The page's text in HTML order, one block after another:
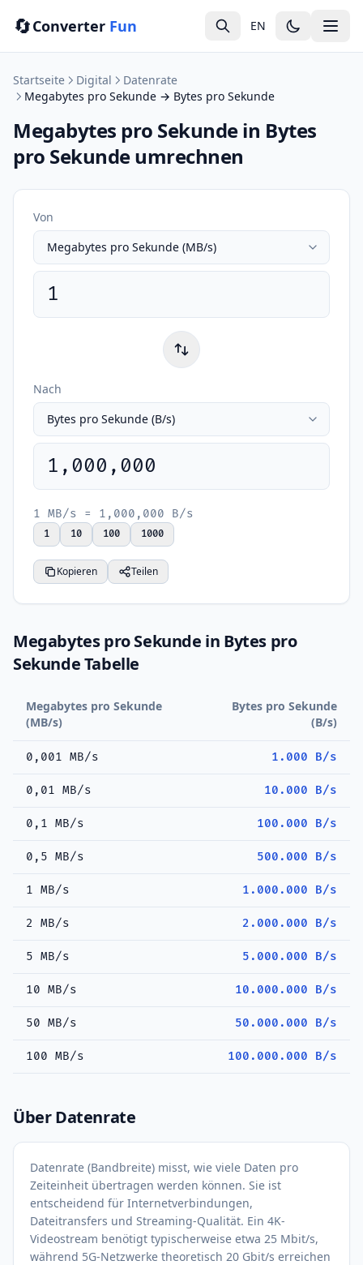
🔄Converter Fun EN
Startseite Digital
Datenrate
Megabytes pro Sekunde → Bytes pro Sekunde
Megabytes pro Sekunde in Bytes
pro Sekunde umrechnen
Von
Nach
1,000,000
1 MB/s = 1,000,000 B/s
1 10 100 1000
Kopieren Teilen
Megabytes pro Sekunde in Bytes pro
Sekunde Tabelle
Megabytes pro Sekunde
(MB/s)
Bytes pro Sekunde
(B/s)
0,001 MB/s 1.000 B/s
0,01 MB/s 10.000 B/s
0,1 MB/s 100.000 B/s
0,5 MB/s 500.000 B/s
1 MB/s 1.000.000 B/s
2 MB/s 2.000.000 B/s
5 MB/s 5.000.000 B/s
10 MB/s 10.000.000 B/s
50 MB/s 50.000.000 B/s
100 MB/s 100.000.000 B/s
Über Datenrate
Datenrate (Bandbreite) misst, wie viele Daten pro
Zeiteinheit übertragen werden können. Sie ist
entscheidend für Internetverbindungen,
Dateitransfers und Streaming-Qualität. Ein 4K-
Videostream benötigt typischerweise etwa 25 Mbit/s,
während 5G-Netzwerke theoretisch 20 Gbit/s erreichen